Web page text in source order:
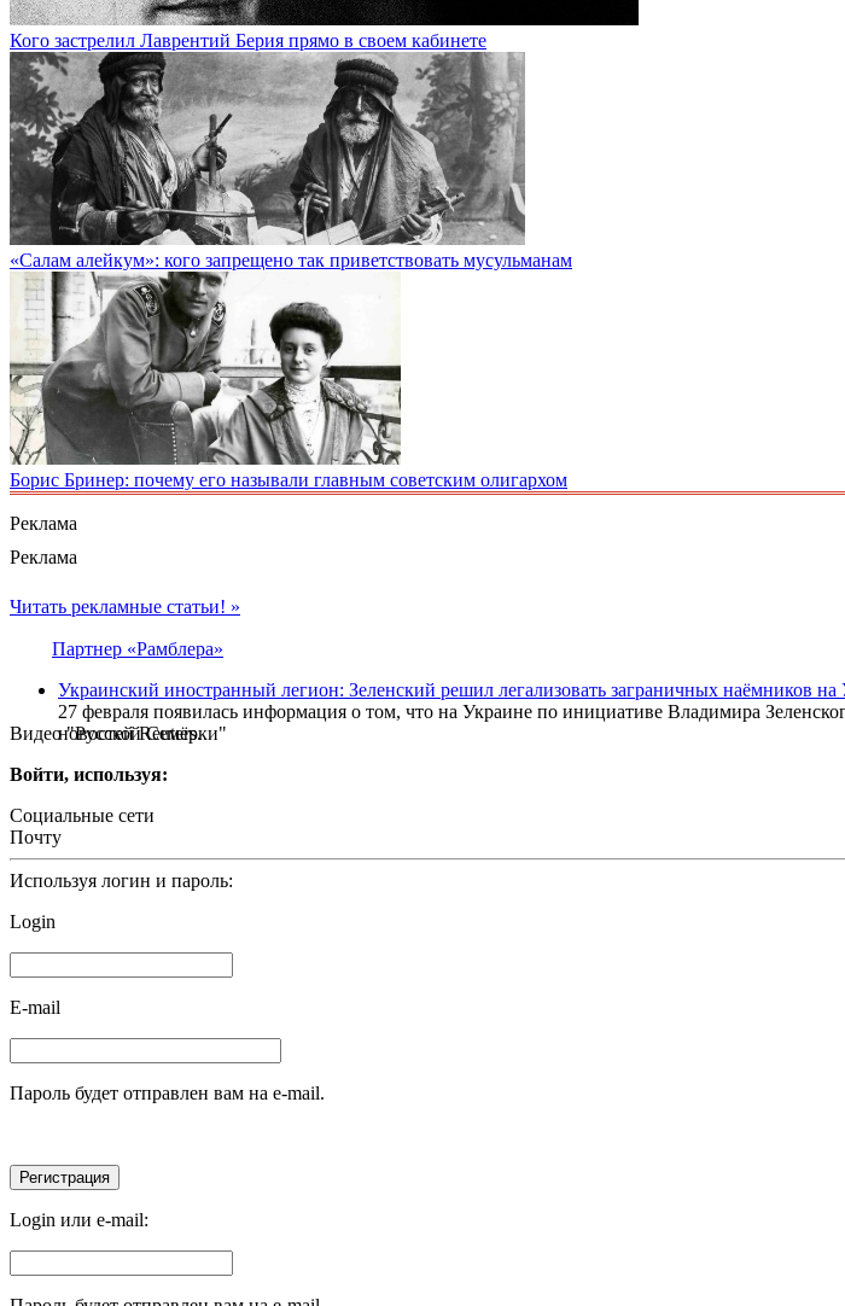
Кого застрелил Лаврентий Берия прямо в своем кабинете
«Салам алейкум»: кого запрещено так приветствовать мусульманам
Борис Бринер: почему его называли главным советским олигархом
Реклама
Реклама
Видео "Русской Семёрки"
Читать рекламные статьи! »
Партнер «Рамблера»
Украинский иностранный легион: Зеленский решил легализовать заграничных наёмников на
27 февраля появилась информация о том, что на Украине по инициативе Владимира
новостей Reuters.
Войти, используя:
Социальные сети
Почту
Используя логин и пароль:
Login
E-mail
Пароль будет отправлен вам на e-mail.
Login или e-mail: